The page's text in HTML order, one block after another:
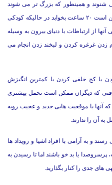
شنوند و همینطور که بزرگ تر می شوند
زمان خوابشان کمتر می شود. نوزادی ممکن است ۲۰ ساعت بخوابد در حالیکه کودکی
معانی آنها از ارتباطات با دنیای بیرون به وسیله
غرغره کردن و لبخند زدن انجام می
یا کج خلقی کردن با کمترین انگیزش
که دیگران ممکن است تحمل بیشتری
که آنها با موقعیت هایی جدید و عجیب روبه
آن را ندارند.
و به آرامی با افراد اشیا و رویداد ها
یا بد خو باشند اما تا رسیدن به
های جدی را کنار بگذارید.